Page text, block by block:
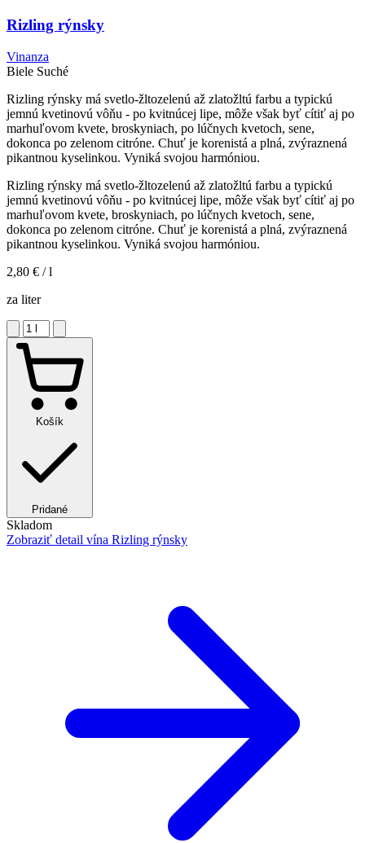
Rizling rýnsky
Vinanza
Biele Suché
Rizling rýnsky má svetlo-žltozelenú až zlatožltú farbu a typickú
jemnú kvetinovú vôňu - po kvitnúcej lipe, môže však byť cítiť aj po
marhuľovom kvete, broskyniach, po lúčnych kvetoch, sene,
dokonca po zelenom citróne. Chuť je korenistá a plná, zvýraznená
pikantnou kyselinkou. Vyniká svojou harmóniou.
Rizling rýnsky má svetlo-žltozelenú až zlatožltú farbu a typickú
jemnú kvetinovú vôňu - po kvitnúcej lipe, môže však byť cítiť aj po
marhuľovom kvete, broskyniach, po lúčnych kvetoch, sene,
dokonca po zelenom citróne. Chuť je korenistá a plná, zvýraznená
pikantnou kyselinkou. Vyniká svojou harmóniou.
2,80 € / l
za liter
Košík
Pridané
Skladom
Zobraziť detail vína Rizling rýnsky